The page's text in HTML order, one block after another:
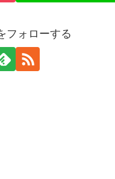
フォローする